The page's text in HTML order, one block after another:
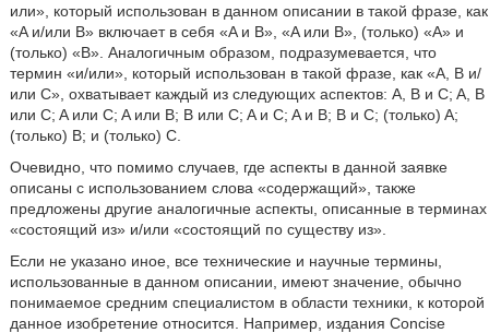
или», который использован в данном описании в такой фразе, как
«A и/или B» включает в себя «A и B», «A или B», (только) «A» и
(только) «B». Аналогичным образом, подразумевается, что
термин «и/или», который использован в такой фразе, как «A, B и/
или C», охватывает каждый из следующих аспектов: A, B и C; A, B
или C; A или C; A или B; B или C; A и C; A и B; B и C; (только) A;
(только) B; и (только) C.
Очевидно, что помимо случаев, где аспекты в данной заявке
описаны с использованием слова «содержащий», также
предложены другие аналогичные аспекты, описанные в терминах
«состоящий из» и/или «состоящий по существу из».
Если не указано иное, все технические и научные термины,
использованные в данном описании, имеют значение, обычно
понимаемое средним специалистом в области техники, к которой
данное изобретение относится. Например, издания Concise